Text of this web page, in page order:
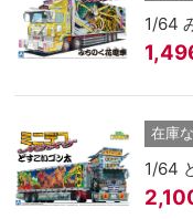
1/64
在庫
1/64